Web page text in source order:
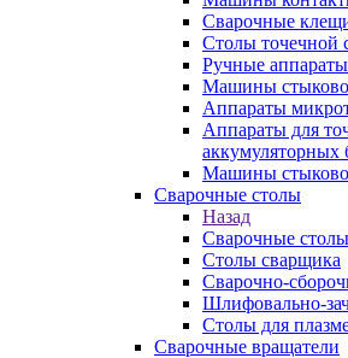
Сварочные
Столы точечной
Ручные
Машины
Аппараты
Аппараты для
аккумуляторных
Машины
Сварочные столы
Назад
Сварочные столы
Столы сварщика
Сварочно-
Шлифовально-
Столы для
Сварочные вращатели